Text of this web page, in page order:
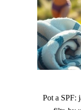
Pot a SPF: